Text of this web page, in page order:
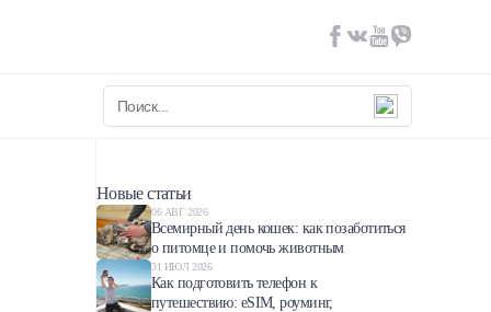
Новые статьи
06 АВГ 2026
Всемирный день кошек: как позаботиться
о питомце и помочь животным
31 ИЮЛ 2026
Как подготовить телефон к
путешествию: eSIM, роуминг,